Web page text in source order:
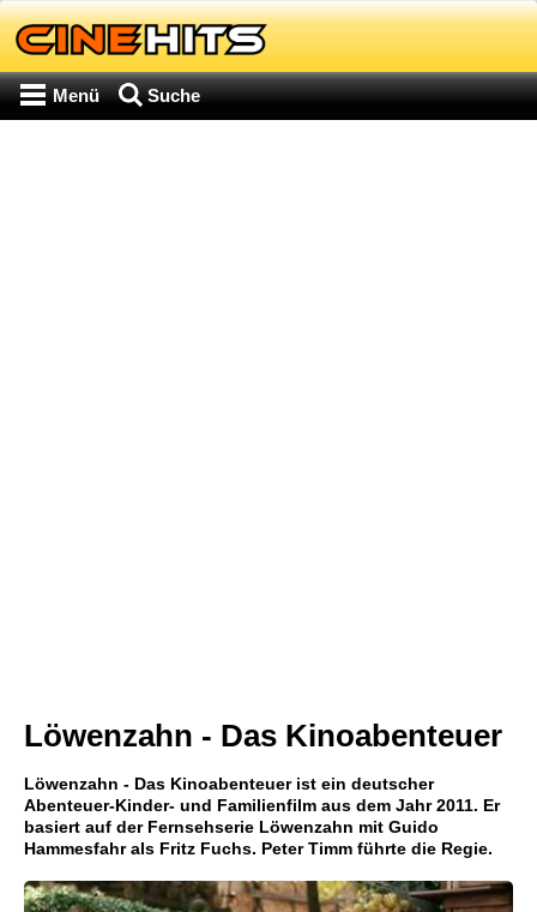
Menü Suche
Löwenzahn - Das Kinoabenteuer
Löwenzahn - Das Kinoabenteuer ist ein deutscher
Abenteuer-Kinder- und Familienfilm aus dem Jahr 2011. Er
basiert auf der Fernsehserie Löwenzahn mit Guido
Hammesfahr als Fritz Fuchs. Peter Timm führte die Regie.